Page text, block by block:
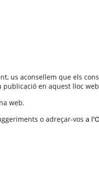
us aconsellem que els
en aquest lloc
web.
o adreçar-vos a